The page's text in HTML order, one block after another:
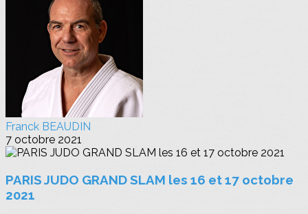
Franck BEAUDIN
7 octobre 2021
PARIS JUDO GRAND SLAM les 16 et 17 octobre
2021